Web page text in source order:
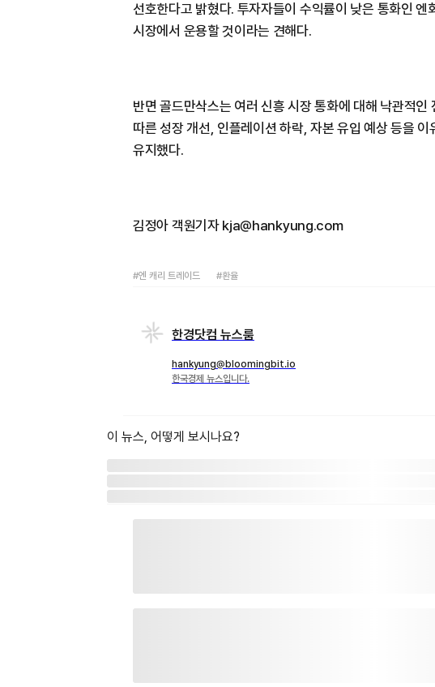
선호한다고 밝혔다. 투자자들이 수익률이 낮은 통화인 엔
시장에서 운용할 것이라는 견해다.
반면 골드만삭스는 여러 신흥 시장 통화에 대해 낙관적인
따른 성장 개선, 인플레이션 하락, 자본 유입 예상 등을
유지했다.
김정아 객원기자 kja@hankyung.com
#엔 캐리 트레이드 #환율
한경닷컴 뉴스룸
hankyung@bloomingbit.io
한국경제 뉴스입니다.
이 뉴스, 어떻게 보시나요?